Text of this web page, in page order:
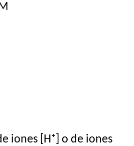
iones [H⁺] o de iones